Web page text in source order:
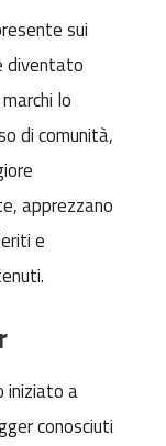
sui
diventato
lo
di comunità,
apprezzano
e
iniziato a
conosciuti